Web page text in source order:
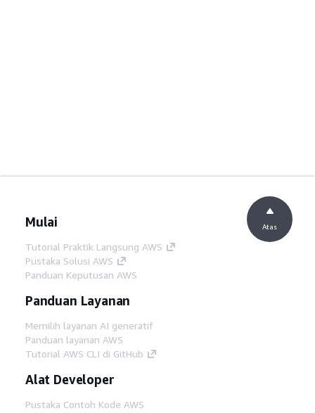
Mulai
Tutorial Praktik Langsung AWS
Pustaka Solusi AWS
Panduan Keputusan AWS
Panduan Layanan
Memilih layanan AI generatif
Panduan layanan AWS
Tutorial AWS CLI di GitHub
Alat Developer
Pustaka Contoh Kode AWS
Atas